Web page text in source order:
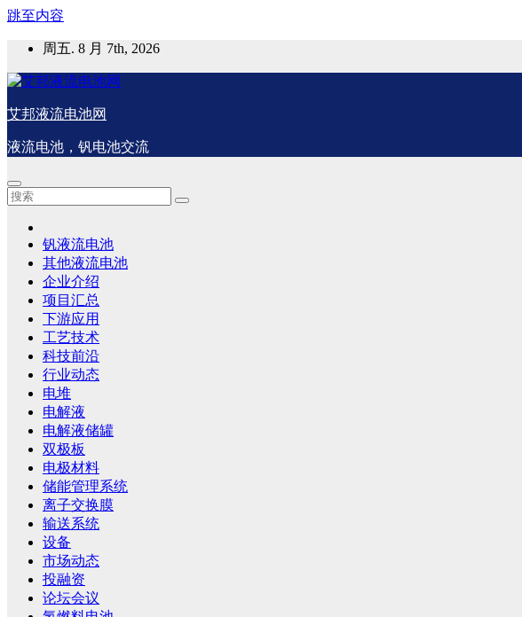
跳至内容
周五. 8 月 7th, 2026
艾邦液流电池网
液流电池，钒电池交流
钒液流电池
其他液流电池
企业介绍
项目汇总
下游应用
工艺技术
科技前沿
行业动态
电堆
电解液
电解液储罐
双极板
电极材料
储能管理系统
离子交换膜
输送系统
设备
市场动态
投融资
论坛会议